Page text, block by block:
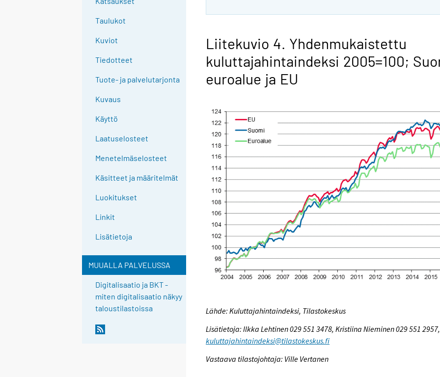
Taulukot
Kuviot
Tiedotteet
Tuote- ja palvelutarjonta
Kuvaus
Käyttö
Laatuselosteet
Menetelmäselosteet
Käsitteet ja määritelmät
Luokitukset
Linkit
Lisätietoja
MUUALLA PALVELUSSA
Digitalisaatio ja BKT -
miten digitalisaatio näkyy
taloustilastoissa
Liitekuvio 4. Yhdenmukaistettu
kuluttajahintaindeksi 2005=100;
euroalue ja EU
Lähde: Kuluttajahintaindeksi, Tilastokeskus
Lisätietoja: Ilkka Lehtinen 029 551 3478, Kristiina Nieminen 029 551 2957,
kuluttajahintaindeksi@tilastokeskus.fi
Vastaava tilastojohtaja: Ville Vertanen